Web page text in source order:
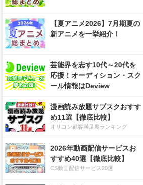
【夏アニメ2026】7月期夏の
新アニメを一挙紹介！
芸能界を志す10代～20代を
応援！オーディション・スク
ール情報はDeview
漫画読み放題サブスクおすす
め11選【徹底比較】
オリコン顧客満足度ランキング
2026年動画配信サービスお
すすめ40選【徹底比較】
CS動画配信サービス20選